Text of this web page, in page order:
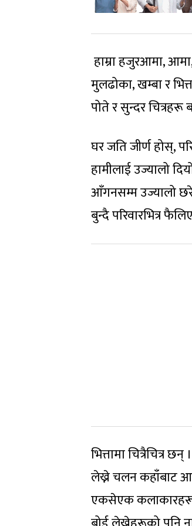
हाम्रा हजुरआमा,
मुलढोका, खम्बा र
पोते र सुन्दर चित्रहरू
घर जति जीर्ण होस्,
हामीलाई उज्यालो
आँगनसम्म उज्यालो
बुन्दै परिवारभित्र
भित्तामा चित्रैचित्र
लेख्ने चलन कहाँबाट
एकसेएक कलाकारहरू